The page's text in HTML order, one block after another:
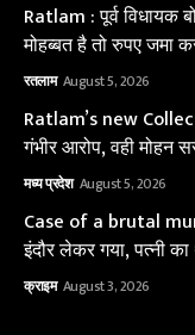
Ratlam : पूर्व विधायक
मोहब्बत है तो रुपए जमा
रतलाम August 5, 2026
Ratlam’s new
गंभीर आरोप, वही मोहन
मध्य प्रदेश August 5, 2026
Case of a brutal
इंदौर लेकर गया, पत्नी
क्राइम August 3, 2026